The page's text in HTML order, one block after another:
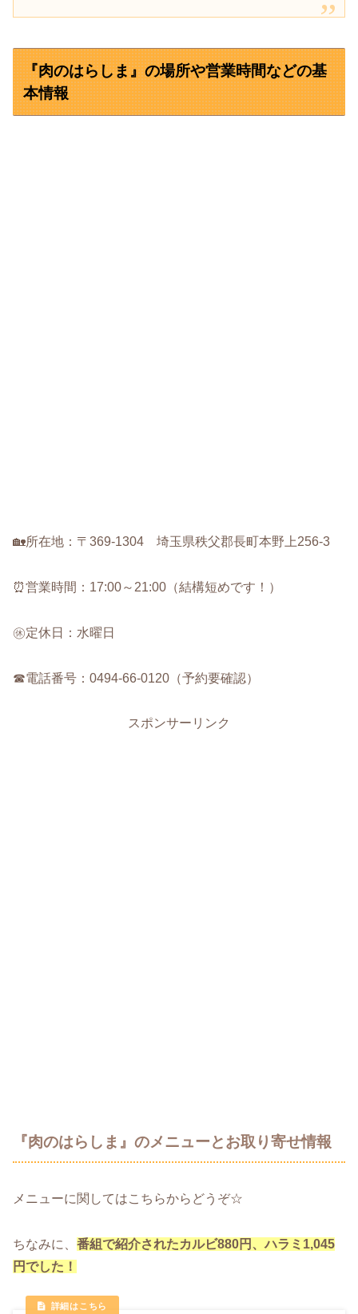
『肉のはらしま』の場所や営業時間などの基
本情報
🏡所在地：〒369-1304 埼玉県秩父郡長町本野上256-3
⏰営業時間：17:00～21:00（結構短めです！）
㊡定休日：水曜日
☎電話番号：0494-66-0120（予約要確認）
スポンサーリンク
『肉のはらしま』のメニューとお取り寄せ情報
メニューに関してはこちらからどうぞ☆
ちなみに、 番組で紹介されたカルビ880円、ハラミ1,045
円でした！